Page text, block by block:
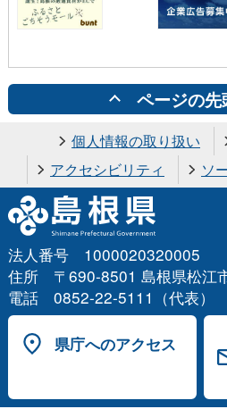
ページの先
個人情報の取り扱い
アクセシビリティ
ソ
法人番号 1000020320005
住所 〒690-8501 島根県松江
電話 0852-22-5111（代表）
県庁へのアクセス